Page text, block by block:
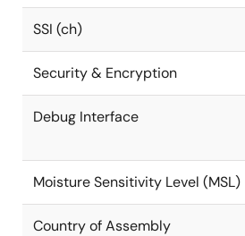
SSI (ch)
Security & Encryption
Debug Interface
Moisture Sensitivity Level (MSL)
Country of Assembly